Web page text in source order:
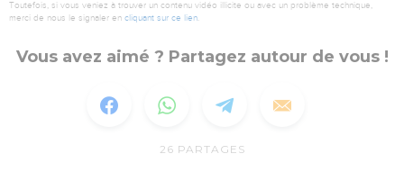
Toutefois, si vous veniez à trouver un contenu vidéo illicite ou avec un problème technique,
merci de nous le signaler en cliquant sur ce lien.
Vous avez aimé ? Partagez autour de vous !
26 PARTAGES